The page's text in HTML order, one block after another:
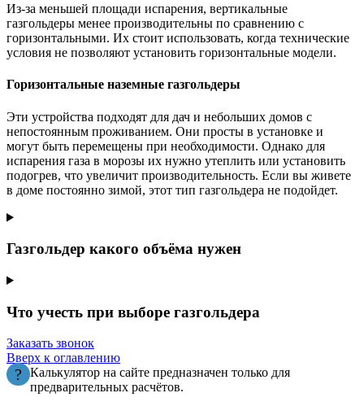
Из-за меньшей площади испарения, вертикальные
газгольдеры менее производительны по сравнению с
горизонтальными. Их стоит использовать, когда технические
условия не позволяют установить горизонтальные модели.
Горизонтальные наземные газгольдеры
Эти устройства подходят для дач и небольших домов с
непостоянным проживанием. Они просты в установке и
могут быть перемещены при необходимости. Однако для
испарения газа в морозы их нужно утеплить или установить
подогрев, что увеличит производительность. Если вы живете
в доме постоянно зимой, этот тип газгольдера не подойдет.
Газгольдер какого объёма нужен
Что учесть при выборе газгольдера
Заказать звонок
Вверх к оглавлению
?
Калькулятор на сайте предназначен только для
предварительных расчётов.